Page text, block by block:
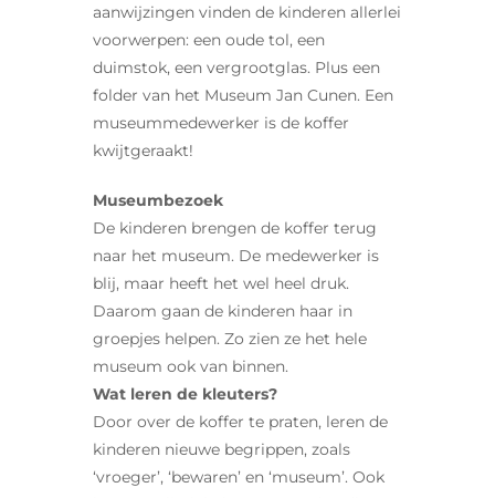
aanwijzingen vinden de kinderen allerlei
voorwerpen: een oude tol, een
duimstok, een vergrootglas. Plus een
folder van het Museum Jan Cunen. Een
museummedewerker is de koffer
kwijtgeraakt!
Museumbezoek
De kinderen brengen de koffer terug
naar het museum. De medewerker is
blij, maar heeft het wel heel druk.
Daarom gaan de kinderen haar in
groepjes helpen. Zo zien ze het hele
museum ook van binnen.
Wat leren de kleuters?
Door over de koffer te praten, leren de
kinderen nieuwe begrippen, zoals
‘vroeger’, ‘bewaren’ en ‘museum’. Ook